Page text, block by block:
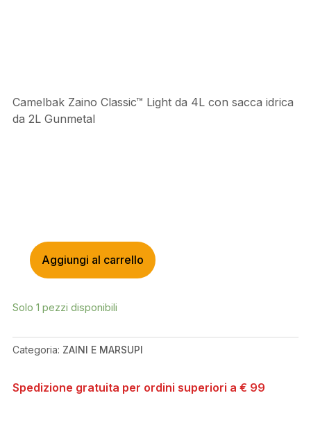
Camelbak Zaino Classic™ Light da 4L con sacca idrica
da 2L Gunmetal
CAMELBAK
ZAINO
LIGHT
4L
IDRICA
Aggiungi al carrello
Solo 1 pezzi disponibili
Categoria: ZAINI E MARSUPI
Spedizione gratuita per ordini superiori a € 99